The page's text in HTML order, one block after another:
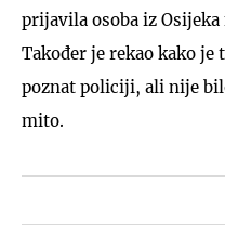
prijavila osoba iz
Također je rekao kako
poznat policiji, ali nije
mito.